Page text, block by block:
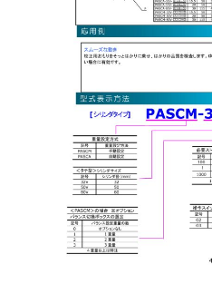
会社案内
採用情報
レールシ
サイトマップ
プライバ
CAD/PDFデータ